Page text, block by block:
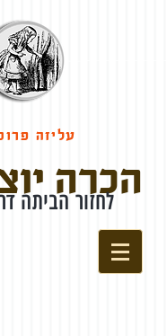
עליזה
הכרה
לחזור הביתה